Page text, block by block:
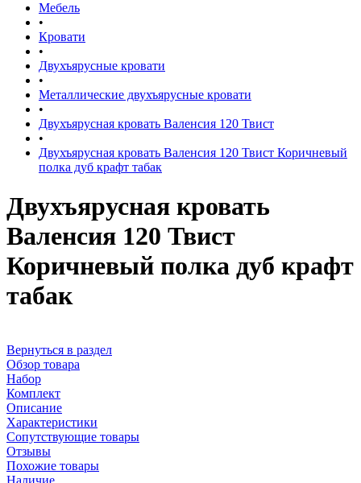
Мебель
•
Кровати
•
Двухъярусные кровати
•
Металлические двухъярусные кровати
•
Двухъярусная кровать Валенсия 120 Твист
•
Двухъярусная кровать Валенсия 120 Твист Коричневый
полка дуб крафт табак
Двухъярусная кровать
Валенсия 120 Твист
Коричневый полка дуб крафт
табак
Вернуться в раздел
Обзор товара
Набор
Комплект
Описание
Характеристики
Сопутствующие товары
Отзывы
Похожие товары
Наличие